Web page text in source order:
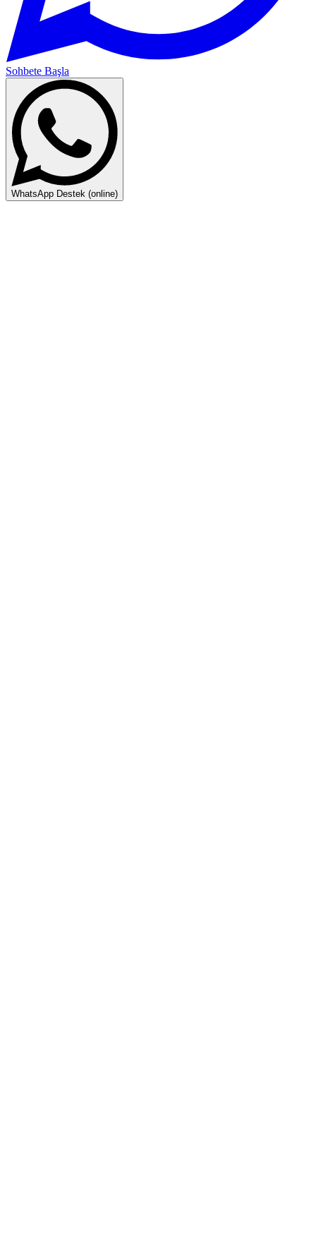
Sohbete Başla
WhatsApp Destek (online)